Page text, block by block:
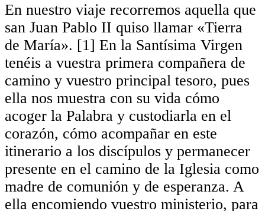
En nuestro viaje recorremos aquella que
san Juan Pablo II quiso llamar «Tierra
de María». [1] En la Santísima Virgen
tenéis a vuestra primera compañera de
camino y vuestro principal tesoro, pues
ella nos muestra con su vida cómo
acoger la Palabra y custodiarla en el
corazón, cómo acompañar en este
itinerario a los discípulos y permanecer
presente en el camino de la Iglesia como
madre de comunión y de esperanza. A
ella encomiendo vuestro ministerio, para